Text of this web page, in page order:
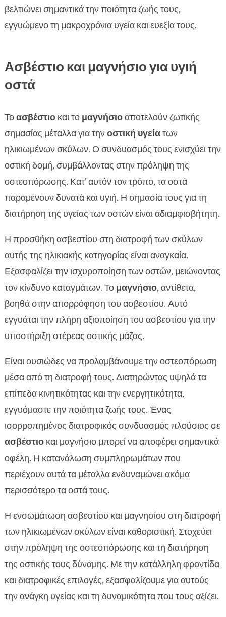
βελτιώνει σημαντικά την ποιότητα ζωής τους,
εγγυώμενο τη μακροχρόνια υγεία και ευεξία τους.
Ασβέστιο και μαγνήσιο για υγιή
οστά
Τοασβέστιοκαι το μαγνήσιοαποτελούν ζωτικής
σημασίας μέταλλα για τηνοστική υγείατων
ηλικιωμένων σκύλων. Ο συνδυασμός τους ενισχύει την
οστική δομή, συμβάλλοντας στην πρόληψη της
οστεοπόρωσης. Κατ’ αυτόν τον τρόπο, τα οστά
παραμένουν δυνατά και υγιή. Η σημασία τους για τη
διατήρηση της υγείας των οστών είναι αδιαμφισβήτητη.
Η προσθήκη ασβεστίου στη διατροφή των σκύλων
αυτής της ηλικιακής κατηγορίας είναι αναγκαία.
Εξασφαλίζει την ισχυροποίηση των οστών, μειώνοντας
τον κίνδυνο καταγμάτων. Το μαγνήσιο, αντίθετα,
βοηθά στην απορρόφηση του ασβεστίου. Αυτό
εγγυάται την πλήρη αξιοποίηση του ασβεστίου για την
υποστήριξη στέρεας οστικής μάζας.
Είναι ουσιώδες να προλαμβάνουμε την οστεοπόρωση
μέσα από τη διατροφή τους. Διατηρώντας υψηλά τα
επίπεδα κινητικότητας και την ενεργητικότητα,
εγγυόμαστε την ποιότητα ζωής τους. Ένας
ισορροπημένος διατροφικός συνδυασμός πλούσιος σε
ασβέστιοκαι μαγνήσιο μπορεί να αποφέρει σημαντικά
οφέλη. Η κατανάλωση συμπληρωμάτων που
περιέχουν αυτά τα μέταλλα ενδυναμώνει ακόμα
περισσότερο τα οστά τους.
Η ενσωμάτωση ασβεστίου και μαγνησίου στη διατροφή
των ηλικιωμένων σκύλων είναι καθοριστική. Στοχεύει
στην πρόληψη της οστεοπόρωσης και τη διατήρηση
της οστικής τους δύναμης. Με την κατάλληλη φροντίδα
και διατροφικές επιλογές, εξασφαλίζουμε για αυτούς
την ανάγκη υγείας και τη δυναμικότητα που τους αξίζει.